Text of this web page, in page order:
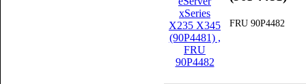
FRU 90P4482